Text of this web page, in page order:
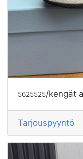
5625525/kengät
Tarjouspyyntö